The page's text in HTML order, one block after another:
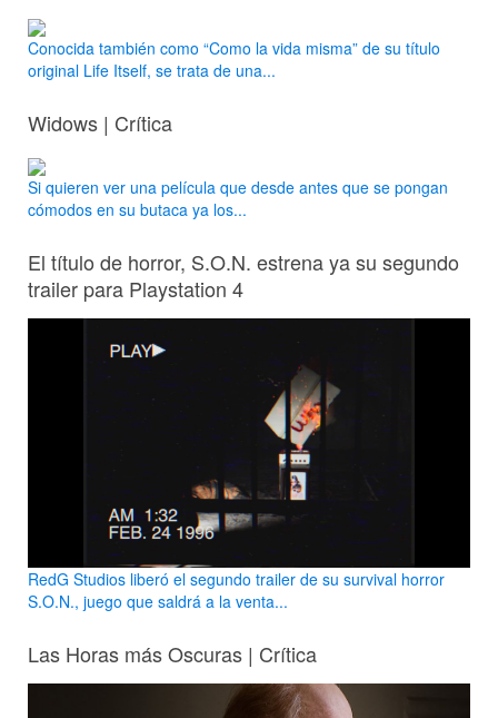
Conocida también como “Como la vida misma” de su título
original Life Itself, se trata de una...
Widows | Crítica
Si quieren ver una película que desde antes que se pongan
cómodos en su butaca ya los...
El título de horror, S.O.N. estrena ya su segundo
trailer para Playstation 4
RedG Studios liberó el segundo trailer de su survival horror
S.O.N., juego que saldrá a la venta...
Las Horas más Oscuras | Crítica